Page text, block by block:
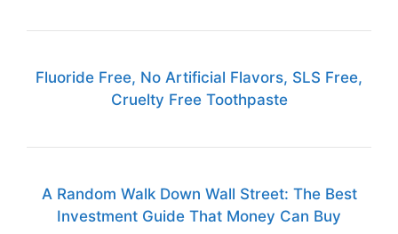
Fluoride Free, No Artificial Flavors, SLS Free,
Cruelty Free Toothpaste
A Random Walk Down Wall Street: The Best
Investment Guide That Money Can Buy